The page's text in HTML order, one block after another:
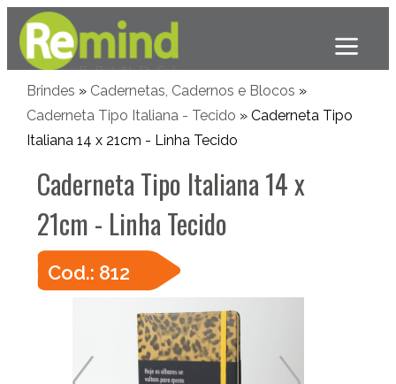
Brindes » Cadernetas, Cadernos e Blocos »
Caderneta Tipo Italiana - Tecido » Caderneta Tipo
Italiana 14 x 21cm - Linha Tecido
Caderneta Tipo Italiana 14 x
21cm - Linha Tecido
Cod.: 812